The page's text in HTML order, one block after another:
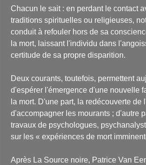
(Trédaniel, 2025), des ouvrages aux sujets
explore toujours la même énigme : la
Chacun le sait : en perdant le contact
traditions spirituelles ou religieuses,
conduit à refouler hors de sa
la mort, laissant l'individu dans
certitude de sa propre disparition.
Deux courants, toutefois, permettent
d'espérer l'émergence d'une nouvelle
la mort. D'une part, la redécouverte de
d'accompagner les mourants ; d'autre
travaux de psychologues,
sur les « expériences de mort
Après La Source noire, Patrice Van